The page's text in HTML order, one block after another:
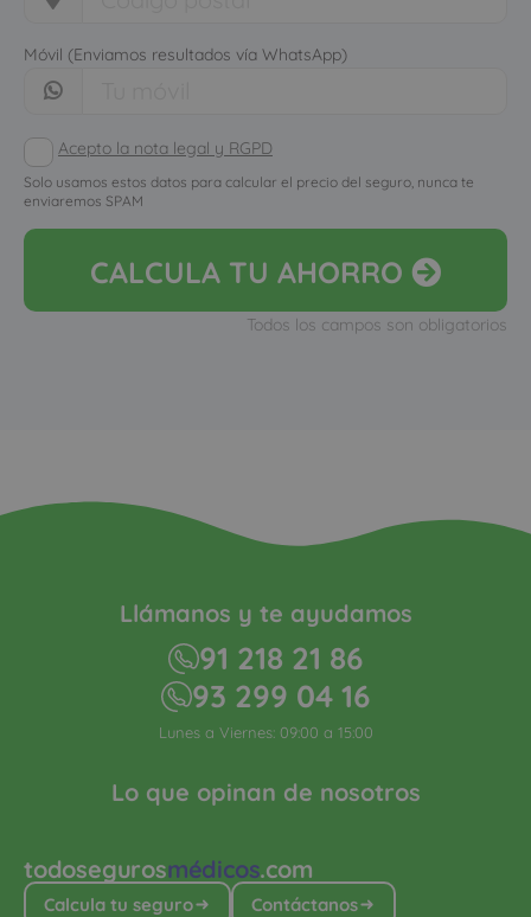
Móvil (Enviamos resultados vía WhatsApp)
Acepto la nota legal y RGPD
Solo usamos estos datos para calcular el precio del seguro, nunca te
enviaremos SPAM
CALCULA TU AHORRO
Todos los campos son obligatorios
todosegurosmédicos.com
Calcula tu seguro Contáctanos
Lo que opinan de nosotros
Llámanos y te ayudamos
91 218 21 86
93 299 04 16
Lunes a Viernes: 09:00 a 15:00